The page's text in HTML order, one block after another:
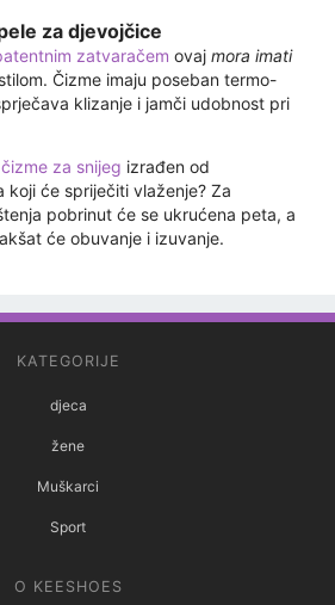
za djevojčice
zatvaračem ovaj mora imati
Čizme imaju poseban termo-
klizanje i jamči udobnost pri
za snijeg izrađen od
koji će spriječiti vlaženje? Za
pobrinut će se ukrućena peta, a
će obuvanje i izuvanje.
KATEGORIJE
djeca
žene
Muškarci
Sport
O KEESHOES